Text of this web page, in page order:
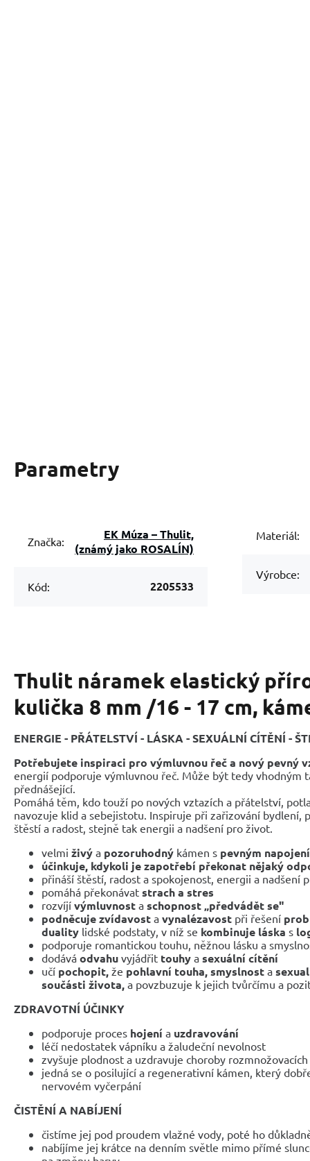
Parametry
Značka:
EK Múza – Thulit,
(známý jako ROSALÍN)
Kód: 2205533
Materiál:
Výrobce:
Thulit náramek elastický
kulička 8 mm /16 - 17 cm,
ENERGIE - PŘÁTELSTVÍ - LÁSKA - SEXUÁLNÍ CÍTĚNÍ -
Potřebujete inspiraci pro výmluvnou řeč a nový pevný
energií podporuje výmluvnou řeč. Může být tedy vhodným
přednášející.
Pomáhá těm, kdo touží po nových vztazích a přátelství,
navozuje klid a sebejistotu. Inspiruje při zařizování bydlení,
štěstí a radost, stejně tak energii a nadšení pro život.
velmi živý a pozoruhodný kámen s pevným
účinkuje, kdykoli je zapotřebí překonat nějaký
přináší štěstí, radost a spokojenost, energii a nadšení
pomáhá překonávat strach a stres
rozvíjí výmluvnost a schopnost „předvádět se"
podněcuje zvídavost a vynalézavost při řešení
duality lidské podstaty, v níž se kombinuje láska s
podporuje romantickou touhu, něžnou lásku a
dodává odvahu vyjádřit touhy a sexuální cítění
učí pochopit, že pohlavní touha, smyslnost a
součásti života, a povzbuzuje k jejich tvůrčímu a
ZDRAVOTNÍ ÚČINKY
podporuje proces hojení a uzdravování
léčí nedostatek vápníku a žaludeční nevolnost
zvyšuje plodnost a uzdravuje choroby
jedná se o posilující a regenerativní kámen, který
nervovém vyčerpání
ČISTĚNÍ A NABÍJENÍ
čistíme jej pod proudem vlažné vody, poté ho
nabíjíme jej krátce na denním světle mimo přímé